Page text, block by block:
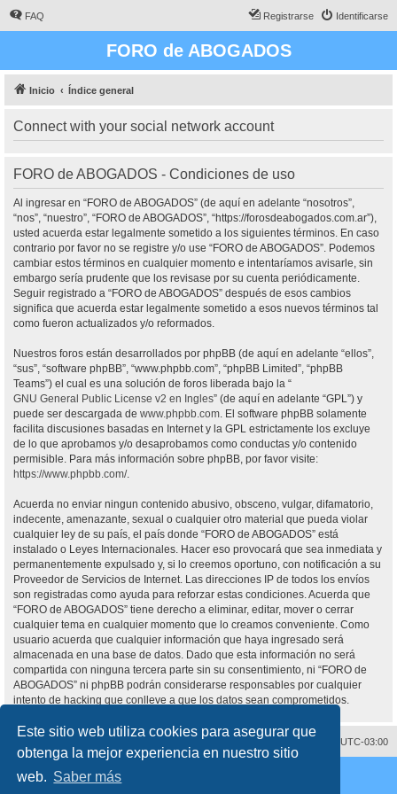
Este sitio web utiliza cookies para asegurar que
obtenga la mejor experiencia en nuestro sitio
web. Saber más
FAQ Identificarse
Registrarse
FORO de ABOGADOS
Inicio Índice general
Connect with your social network account
FORO de ABOGADOS - Condiciones de uso
Al ingresar en “FORO de ABOGADOS” (de aquí en adelante “nosotros”,
“nos”, “nuestro”, “FORO de ABOGADOS”, “https://forosdeabogados.com.ar”),
usted acuerda estar legalmente sometido a los siguientes términos. En caso
contrario por favor no se registre y/o use “FORO de ABOGADOS”. Podemos
cambiar estos términos en cualquier momento e intentaríamos avisarle, sin
embargo sería prudente que los revisase por su cuenta periódicamente.
Seguir registrado a “FORO de ABOGADOS” después de esos cambios
significa que acuerda estar legalmente sometido a esos nuevos términos tal
como fueron actualizados y/o reformados.
Nuestros foros están desarrollados por phpBB (de aquí en adelante “ellos”,
“sus”, “software phpBB”, “www.phpbb.com”, “phpBB Limited”, “phpBB
Teams”) el cual es una solución de foros liberada bajo la “
GNU General Public License v2 en Ingles” (de aquí en adelante “GPL”) y
puede ser descargada de www.phpbb.com. El software phpBB solamente
facilita discusiones basadas en Internet y la GPL estrictamente los excluye
de lo que aprobamos y/o desaprobamos como conductas y/o contenido
permisible. Para más información sobre phpBB, por favor visite:
https://www.phpbb.com/.
Acuerda no enviar ningun contenido abusivo, obsceno, vulgar, difamatorio,
indecente, amenazante, sexual o cualquier otro material que pueda violar
cualquier ley de su país, el país donde “FORO de ABOGADOS” está
instalado o Leyes Internacionales. Hacer eso provocará que sea inmediata y
permanentemente expulsado y, si lo creemos oportuno, con notificación a su
Proveedor de Servicios de Internet. Las direcciones IP de todos los envíos
son registradas como ayuda para reforzar estas condiciones. Acuerda que
“FORO de ABOGADOS” tiene derecho a eliminar, editar, mover o cerrar
cualquier tema en cualquier momento que lo creamos conveniente. Como
usuario acuerda que cualquier información que haya ingresado será
almacenada en una base de datos. Dado que esta información no será
compartida con ninguna tercera parte sin su consentimiento, ni “FORO de
ABOGADOS” ni phpBB podrán considerarse responsables por cualquier
intento de hacking que conlleve a que los datos sean comprometidos.
Todos los horarios son UTC-03:00
Borrar cookies
Desarrollado por
® Forum Software © phpBB Limited
Traducción al español porphpBB España